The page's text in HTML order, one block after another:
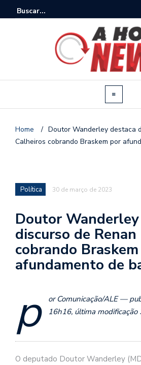
Home / Doutor Wanderley destaca
Calheiros cobrando Braskem por
Política 30 de março de 2023
Doutor
discurso de
cobrando
afundamento de
p
or Comunicação/ALE —
16h16, última
O deputado Doutor Wanderley